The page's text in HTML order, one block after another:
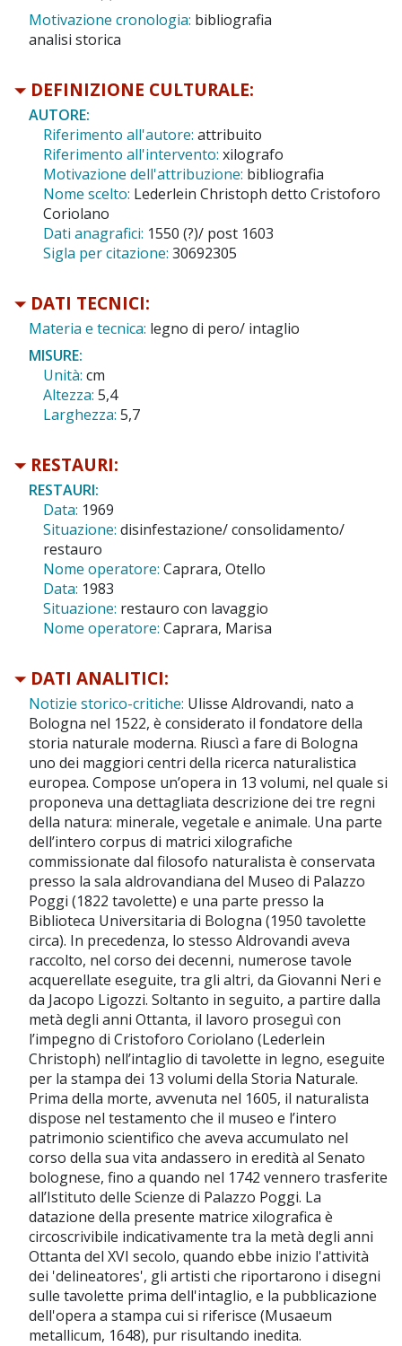
Motivazione cronologia: bibliografia
analisi storica
DEFINIZIONE CULTURALE:
AUTORE:
Riferimento all'autore: attribuito
Riferimento all'intervento: xilografo
Motivazione dell'attribuzione: bibliografia
Nome scelto: Lederlein Christoph detto Cristoforo
Coriolano
Dati anagrafici: 1550 (?)/ post 1603
Sigla per citazione: 30692305
DATI TECNICI:
Materia e tecnica: legno di pero/ intaglio
MISURE:
Unità: cm
Altezza: 5,4
Larghezza: 5,7
RESTAURI:
RESTAURI:
Data: 1969
Situazione: disinfestazione/ consolidamento/
restauro
Nome operatore: Caprara, Otello
Data: 1983
Situazione: restauro con lavaggio
Nome operatore: Caprara, Marisa
DATI ANALITICI:
Notizie storico-critiche: Ulisse Aldrovandi, nato a
Bologna nel 1522, è considerato il fondatore della
storia naturale moderna. Riuscì a fare di Bologna
uno dei maggiori centri della ricerca naturalistica
europea. Compose un’opera in 13 volumi, nel quale si
proponeva una dettagliata descrizione dei tre regni
della natura: minerale, vegetale e animale. Una parte
dell’intero corpus di matrici xilografiche
commissionate dal filosofo naturalista è conservata
presso la sala aldrovandiana del Museo di Palazzo
Poggi (1822 tavolette) e una parte presso la
Biblioteca Universitaria di Bologna (1950 tavolette
circa). In precedenza, lo stesso Aldrovandi aveva
raccolto, nel corso dei decenni, numerose tavole
acquerellate eseguite, tra gli altri, da Giovanni Neri e
da Jacopo Ligozzi. Soltanto in seguito, a partire dalla
metà degli anni Ottanta, il lavoro proseguì con
l’impegno di Cristoforo Coriolano (Lederlein
Christoph) nell’intaglio di tavolette in legno, eseguite
per la stampa dei 13 volumi della Storia Naturale.
Prima della morte, avvenuta nel 1605, il naturalista
dispose nel testamento che il museo e l’intero
patrimonio scientifico che aveva accumulato nel
corso della sua vita andassero in eredità al Senato
bolognese, fino a quando nel 1742 vennero trasferite
all’Istituto delle Scienze di Palazzo Poggi. La
datazione della presente matrice xilografica è
circoscrivibile indicativamente tra la metà degli anni
Ottanta del XVI secolo, quando ebbe inizio l'attività
dei 'delineatores', gli artisti che riportarono i disegni
sulle tavolette prima dell'intaglio, e la pubblicazione
dell'opera a stampa cui si riferisce (Musaeum
metallicum, 1648), pur risultando inedita.